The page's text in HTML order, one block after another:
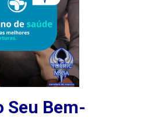
Seu Bem-